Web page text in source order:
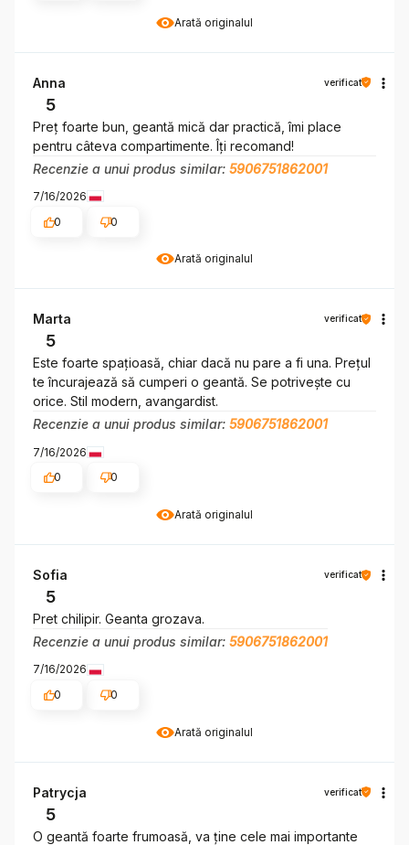
Arată originalul
Arată originalul
Anna verificat
5
Preț foarte bun, geantă mică dar practică, îmi place
pentru câteva compartimente. Îți recomand!
Recenzie a unui produs similar: 5906751862001
7/16/2026
0
0
Arată originalul
Marta verificat
5
Este foarte spațioasă, chiar dacă nu pare a fi una. Prețul
te încurajează să cumperi o geantă. Se potrivește cu
orice. Stil modern, avangardist.
Recenzie a unui produs similar: 5906751862001
7/16/2026
0
0
Arată originalul
Sofia verificat
5
Pret chilipir. Geanta grozava.
Recenzie a unui produs similar: 5906751862001
7/16/2026
0
0
Patrycja verificat
5
O geantă foarte frumoasă, va ține cele mai importante